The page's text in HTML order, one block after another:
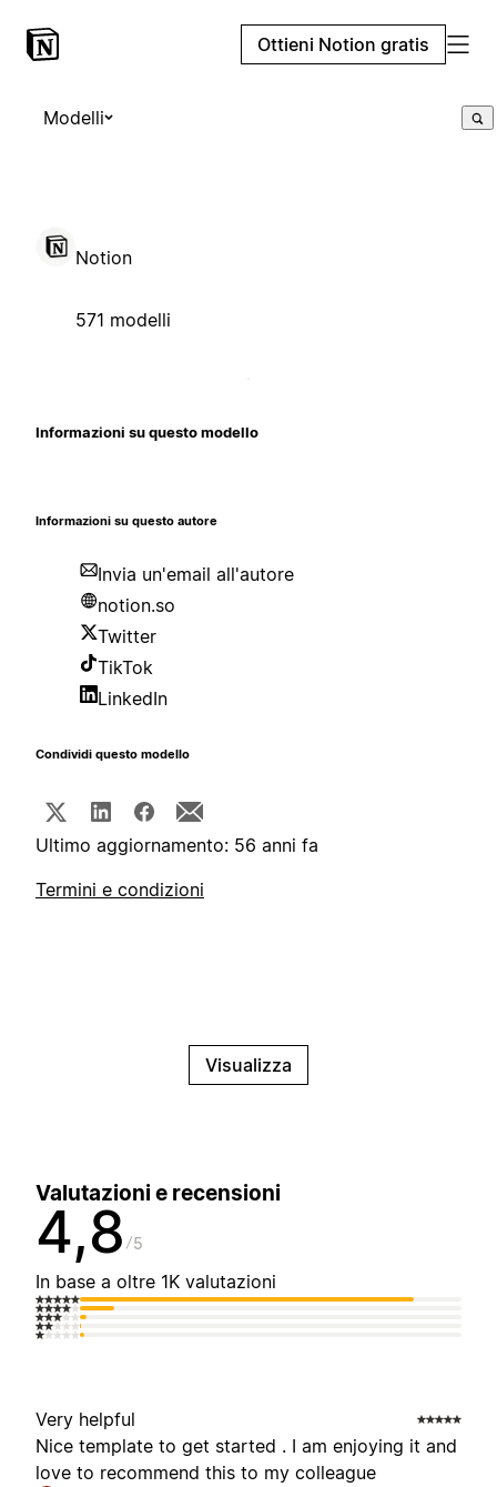
Ottieni Notion gratis
Modelli
Notion
571 modelli
Informazioni su questo modello
Informazioni su questo autore
Invia un'email all'autore
notion.so
Twitter
TikTok
LinkedIn
Condividi questo modello
Ultimo aggiornamento: 56 anni fa
Termini e condizioni
Visualizza
Valutazioni e recensioni
4,8 5
In base a oltre 1K valutazioni
Very helpful
Nice template to get started . I am enjoying it and
love to recommend this to my colleague